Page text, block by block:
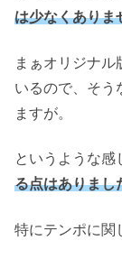
は少なくありま
まぁオリジナル
いるので、そう
ますが。
というような感
る点はありまし
特にテンポに関